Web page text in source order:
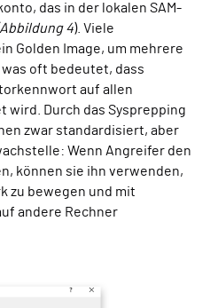
das in der lokalen SAM-
4). Viele
Golden Image, um mehrere
oft bedeutet, dass
auf allen
wird. Durch das Sysprepping
zwar standardisiert, aber
Wenn Angreifer den
können sie ihn verwenden,
zu bewegen und mit
andere Rechner